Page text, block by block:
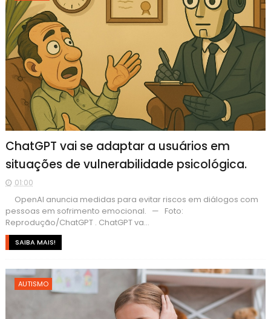
ChatGPT vai se adaptar a usuários em
situações de vulnerabilidade psicológica.
01:00
OpenAI anuncia medidas para evitar riscos em diálogos com
pessoas em sofrimento emocional. — Foto:
Reprodução/ChatGPT . ChatGPT va...
SAIBA MAIS!
AUTISMO